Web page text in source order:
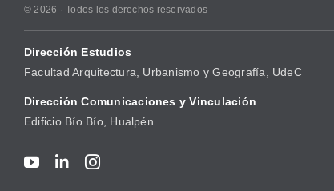
© 2026 · Todos los derechos reservados
Dirección Estudios
Facultad Arquitectura, Urbanismo y Geografía, UdeC
Dirección Comunicaciones y Vinculación
Edificio Bío Bío, Hualpén